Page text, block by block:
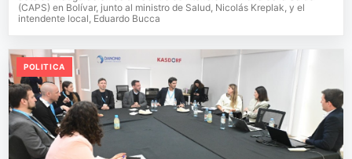
(CAPS) en Bolívar, junto al ministro de Salud, Nicolás Kreplak, y el
intendente local, Eduardo Bucca
POLITICA